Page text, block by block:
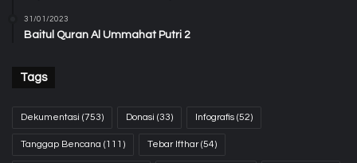
31/01/2023
Baitul Quran Al Ummahat Putri 2
Tags
Dekumentasi (753) Donasi (33) Infografis (52)
Tanggap Bencana (111) Tebar Ifthar(54)